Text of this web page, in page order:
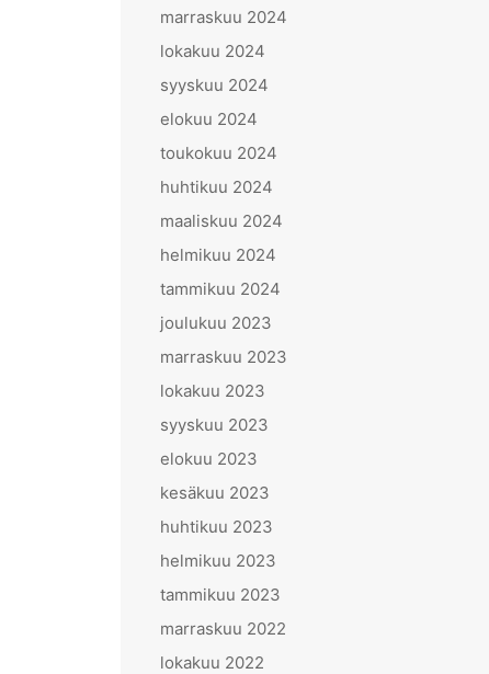
marraskuu 2024
lokakuu 2024
syyskuu 2024
elokuu 2024
toukokuu 2024
huhtikuu 2024
maaliskuu 2024
helmikuu 2024
tammikuu 2024
joulukuu 2023
marraskuu 2023
lokakuu 2023
syyskuu 2023
elokuu 2023
kesäkuu 2023
huhtikuu 2023
helmikuu 2023
tammikuu 2023
marraskuu 2022
lokakuu 2022